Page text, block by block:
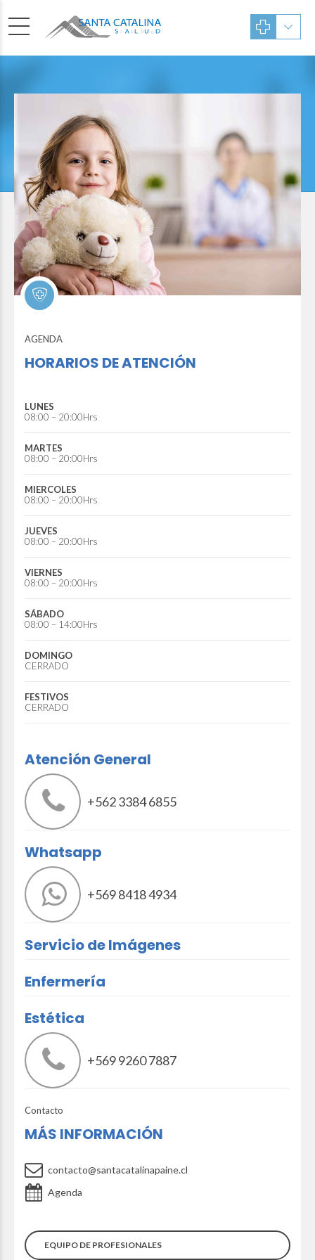
SISTEMA DE RESERVA DE
HORAS
AGENDA
HORARIOS DE ATENCIÓN
LUNES
08:00 – 20:00Hrs
MARTES
08:00 – 20:00Hrs
MIERCOLES
08:00 – 20:00Hrs
JUEVES
08:00 – 20:00Hrs
VIERNES
08:00 – 20:00Hrs
SÁBADO
08:00 – 14:00Hrs
DOMINGO
CERRADO
FESTIVOS
CERRADO
Atención General
+562 3384 6855
Whatsapp
+569 8418 4934
Servicio de Imágenes
Enfermería
Estética
+569 9260 7887
Contacto
MÁS INFORMACIÓN
contacto@santacatalinapaine.cl
Agenda
EQUIPO DE PROFESIONALES